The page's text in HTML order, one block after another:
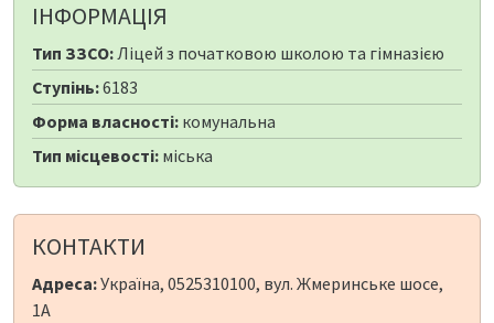
ІНФОРМАЦІЯ
Тип ЗЗСО:Ліцей з початковою школою та гімназією
Ступінь:6183
Форма власності: комунальна
Тип місцевості: міська
КОНТАКТИ
Адреса:Україна, 0525310100, вул. Жмеринське шосе,
1А